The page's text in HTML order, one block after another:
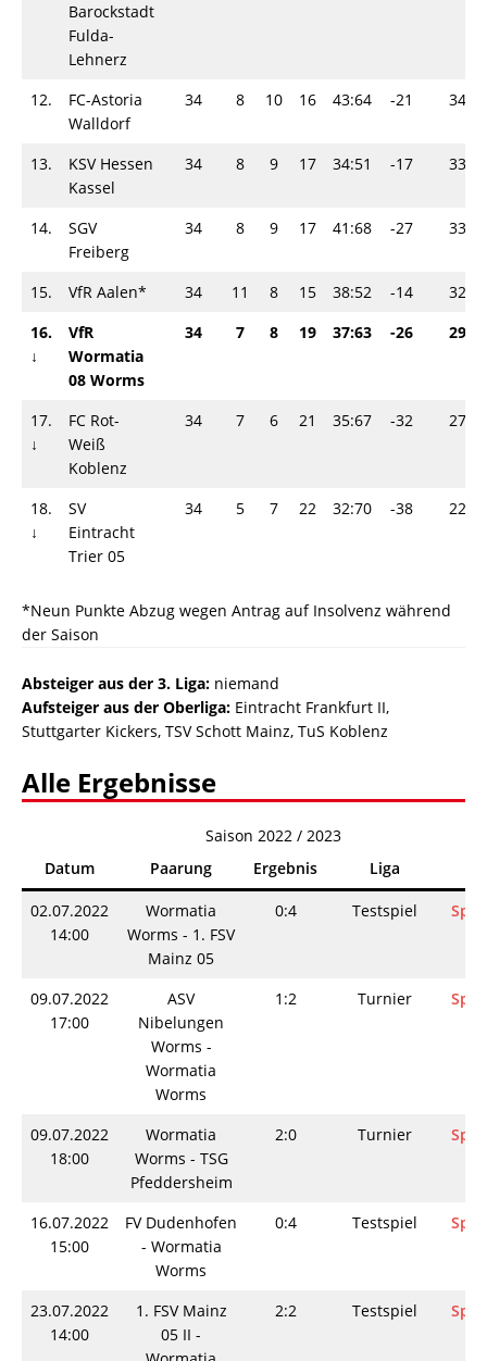
Barockstadt
Fulda-
Lehnerz
12.
FC-Astoria
Walldorf
34 8 10 16 43:64 -21 34
13.
KSV Hessen
Kassel
34 8 9 17 34:51 -17 33
14.
SGV
Freiberg
34 8 9 17 41:68 -27 33
15. VfR Aalen* 34 11 8 15 38:52 -14
32
16.
↓
VfR
Wormatia
08 Worms
34 7 8 19 37:63 -26 29
17.
↓
FC Rot-
Weiß
Koblenz
34 7 6 21 35:67 -32 27
18.
↓
SV
Eintracht
Trier 05
34 5 7 22 32:70 -38 22
*Neun Punkte Abzug wegen Antrag auf Insolvenz während
der Saison
Absteiger aus der 3. Liga: niemand
Aufsteiger aus der Oberliga: Eintracht Frankfurt II,
Stuttgarter Kickers, TSV Schott Mainz, TuS Koblenz
Alle Ergebnisse
Saison 2022 / 2023
Datum
Paarung Ergebnis Liga
02.07.2022
14:00
Wormatia
Worms - 1. FSV
Mainz 05
0:4 Testspiel
09.07.2022
17:00
ASV
Nibelungen
Worms -
Wormatia
Worms
1:2 Turnier
09.07.2022
18:00
Wormatia
Worms - TSG
Pfeddersheim
2:0 Turnier
16.07.2022
15:00
FV Dudenhofen
- Wormatia
Worms
0:4 Testspiel
23.07.2022
14:00
1. FSV Mainz
05 II -
2:2 Testspiel